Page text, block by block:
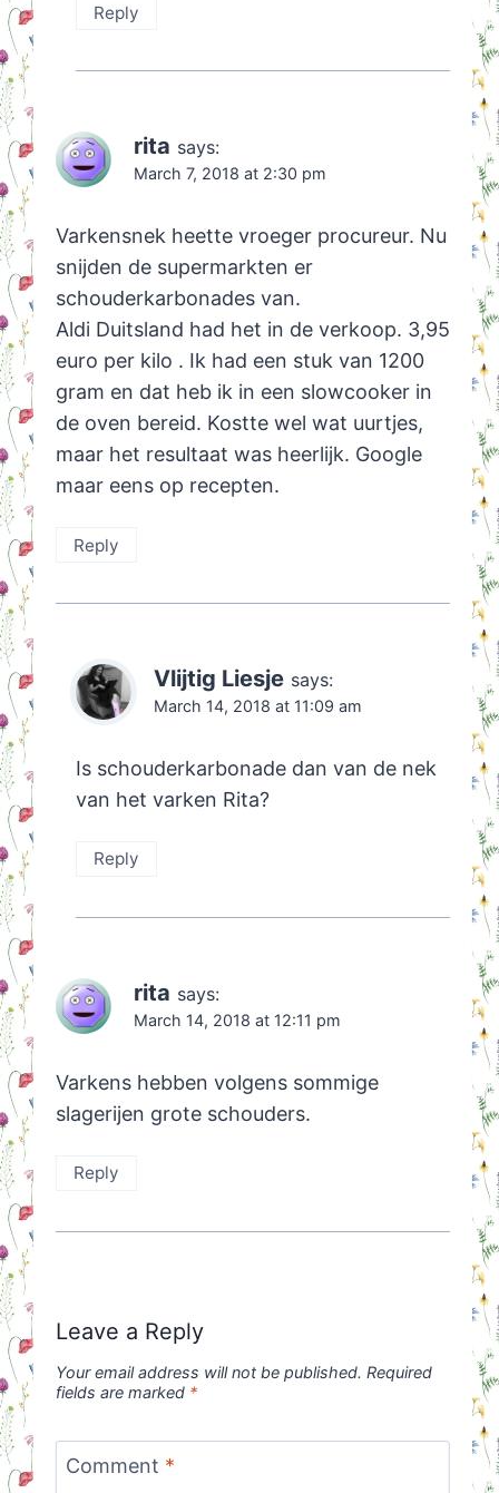
Reply
rita says:
March 7, 2018 at 2:30 pm
Varkensnek heette vroeger procureur. Nu
snijden de supermarkten er
schouderkarbonades van.
Aldi Duitsland had het in de verkoop. 3,95
euro per kilo . Ik had een stuk van 1200
gram en dat heb ik in een slowcooker in
de oven bereid. Kostte wel wat uurtjes,
maar het resultaat was heerlijk. Google
maar eens op recepten.
Reply
Vlijtig Liesje says:
March 14, 2018 at 11:09 am
Is schouderkarbonade dan van de nek
van het varken Rita?
Reply
rita says:
March 14, 2018 at 12:11 pm
Varkens hebben volgens sommige
slagerijen grote schouders.
Reply
Leave a Reply
Your email address will not be published. Required
fields are marked *
Comment *